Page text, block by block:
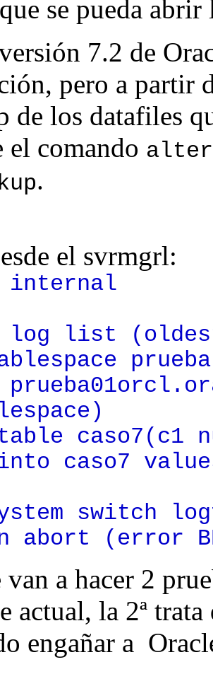
se pueda
7.2 de
pero a partir
de los datafiles
el comando
.
el svrmgrl:
internal
log list
caso7(c1
caso7
switch
abort (error
van a hacer 2
actual, la 2ª
engañar a